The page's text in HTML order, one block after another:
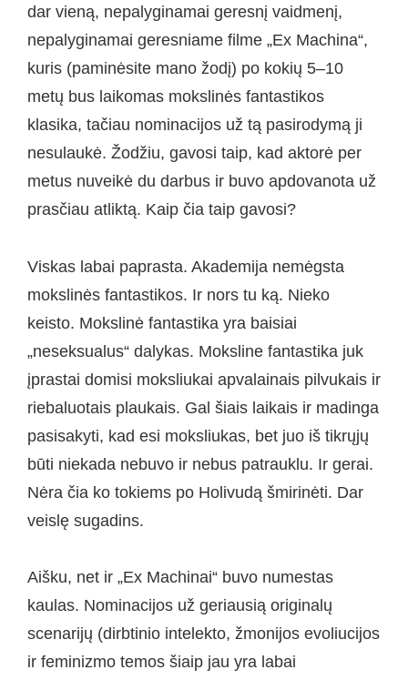
dar vieną, nepalyginamai geresnį vaidmenį,
nepalyginamai geresniame filme „Ex Machina“,
kuris (paminėsite mano žodį) po kokių 5–10
metų bus laikomas mokslinės fantastikos
klasika, tačiau nominacijos už tą pasirodymą ji
nesulaukė. Žodžiu, gavosi taip, kad aktorė per
metus nuveikė du darbus ir buvo apdovanota už
prasčiau atliktą. Kaip čia taip gavosi?
Viskas labai paprasta. Akademija nemėgsta
mokslinės fantastikos. Ir nors tu ką. Nieko
keisto. Mokslinė fantastika yra baisiai
„neseksualus“ dalykas. Moksline fantastika juk
įprastai domisi moksliukai apvalainais pilvukais ir
riebaluotais plaukais. Gal šiais laikais ir madinga
pasisakyti, kad esi moksliukas, bet juo iš tikrųjų
būti niekada nebuvo ir nebus patrauklu. Ir gerai.
Nėra čia ko tokiems po Holivudą šmirinėti. Dar
veislę sugadins.
Aišku, net ir „Ex Machinai“ buvo numestas
kaulas. Nominacijos už geriausią originalų
scenarijų (dirbtinio intelekto, žmonijos evoliucijos
ir feminizmo temos šiaip jau yra labai